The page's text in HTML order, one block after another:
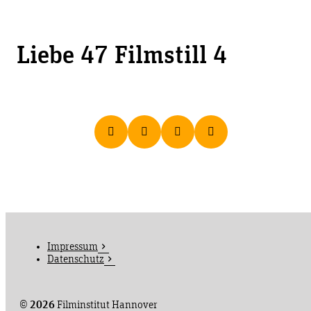
Liebe 47 Filmstill 4
© 2026Filminstitut Hannover
Impressum
Datenschutz